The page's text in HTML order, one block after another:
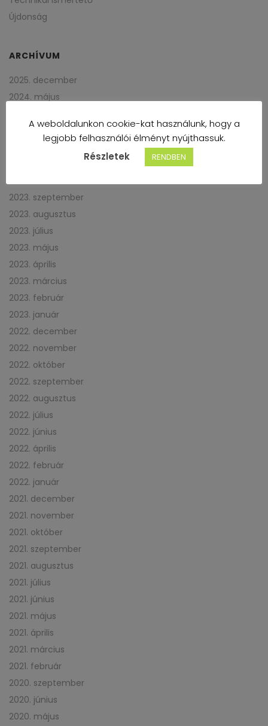
Újdonság
ARCHÍVUM
2025. december
2024. május
2024. január
2023. december
2023. szeptember
2023. augusztus
2023. július
2023. május
2023. április
2023. március
2023. február
2023. január
2022. december
2022. november
2022. október
2022. szeptember
2022. augusztus
2022. július
2022. június
2022. április
2022. február
2022. január
2021. december
2021. november
2021. október
2021. szeptember
2021. augusztus
2021. július
2021. június
2021. május
2021. április
2021. március
2021. február
2020. szeptember
2020. június
2020. május
A weboldalunkon cookie-kat használunk, hogy a
legjobb felhasználói élményt nyújthassuk.
Részletek
RENDBEN